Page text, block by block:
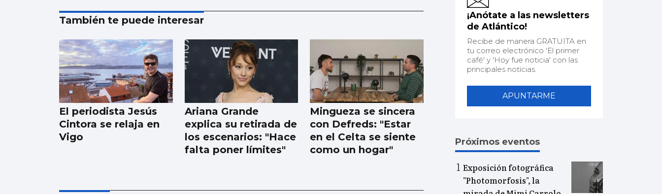
También te puede interesar
El periodista Jesús
Cintora se relaja en
Vigo
Ariana Grande
explica su retirada de
los escenarios: "Hace
falta poner límites"
Mingueza se sincera
con Defreds: "Estar
en el Celta se siente
como un hogar"
¡Anótate a las newsletters
de Atlántico!
Recibe de manera GRATUITA en
tu correo electrónico 'El primer
café' y 'Hoy fue noticia' con las
principales noticias.
APUNTARME
Próximos eventos
Exposición fotográfica
"Photomorfosis", la